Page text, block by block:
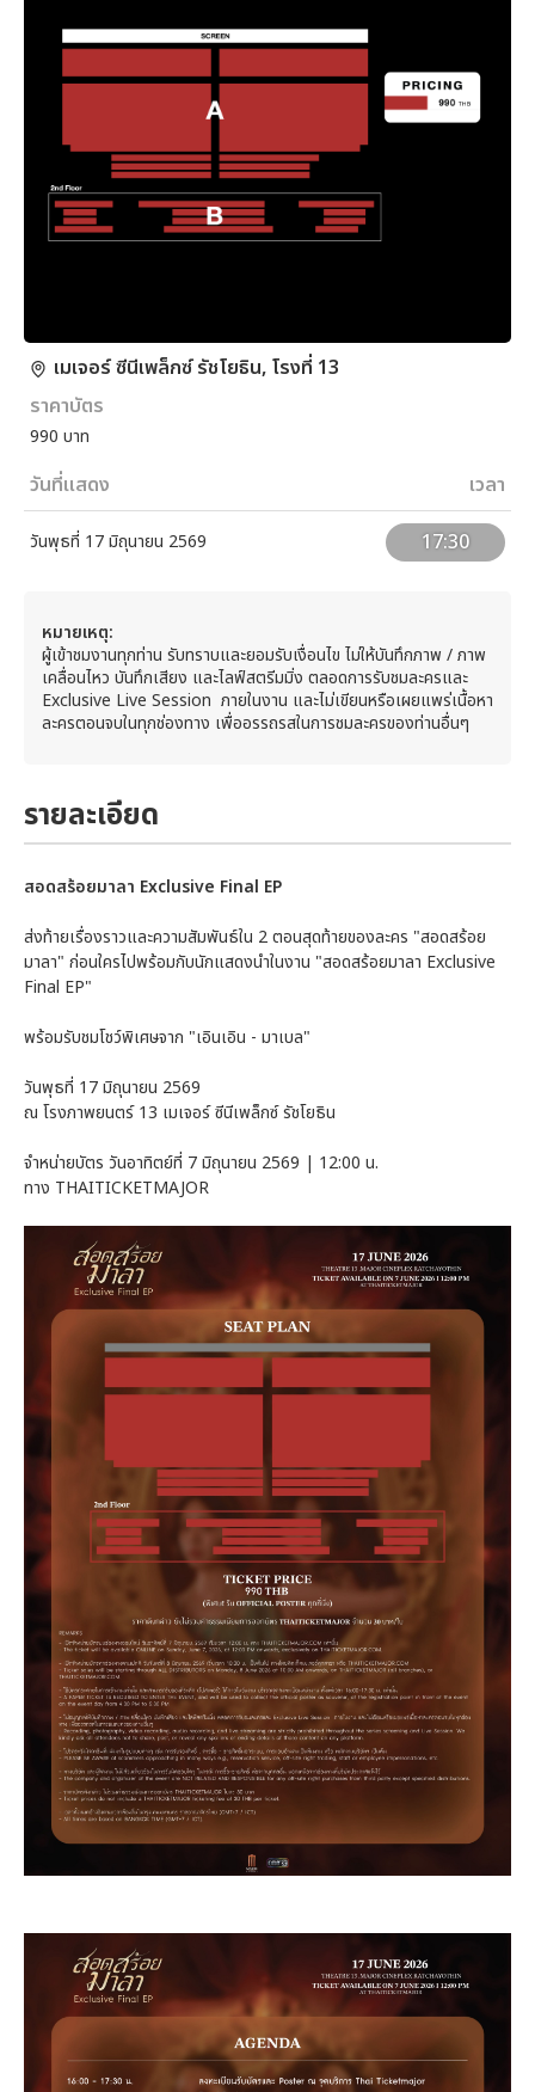
เมเจอร์ ซีนีเพล็กซ์ รัชโยธิน, โรงที่ 13
ราคาบัตร
990 บาท
วันที่แสดง เวลา
วันพุธที่ 17 มิถุนายน 2569 17:30
หมายเหตุ:
ผู้เข้าชมงานทุกท่าน รับทราบและยอมรับเงื่อนไข ไม่ให้บันทึกภาพ / ภาพ
เคลื่อนไหว บันทึกเสียง และไลฟ์สตรีมมิ่ง ตลอดการรับชมละครและ
Exclusive Live Session ภายในงาน และไม่เขียนหรือเผยแพร่เนื้อหา
ละครตอนจบในทุกช่องทาง เพื่ออรรถรสในการชมละครของท่านอื่นๆ
รายละเอียด
สอดสร้อยมาลา Exclusive Final EP
ส่งท้ายเรื่องราวและความสัมพันธ์ใน 2 ตอนสุดท้ายของละคร "สอดสร้อย
มาลา" ก่อนใครไปพร้อมกับนักแสดงนำในงาน "สอดสร้อยมาลา Exclusive
Final EP"
พร้อมรับชมโชว์พิเศษจาก "เอินเอิน - มาเบล"
วันพุธที่ 17 มิถุนายน 2569
ณ โรงภาพยนตร์ 13 เมเจอร์ ซีนีเพล็กซ์ รัชโยธิน
จำหน่ายบัตร วันอาทิตย์ที่ 7 มิถุนายน 2569 | 12:00 น.
ทาง THAITICKETMAJOR